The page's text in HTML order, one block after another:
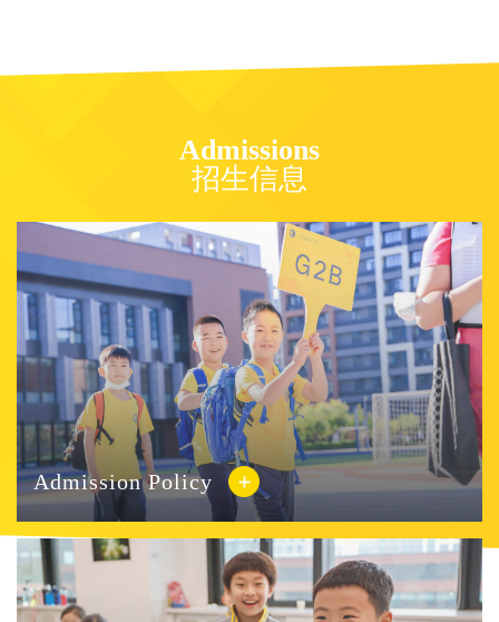
有阅历、有特长、有胆识“的发展目标。 04 个性发展 在周末
式，满足学生个性化发展需求。 05 体育特色 利用全寄宿机
制，每周开设6节体育选择性必修课，涵盖“体能训练、形体塑
心和谐发展“的健康人，实践”无体育不凯文“的办学理想。 06
综合评价 采用数字化行为评价SPI系统，实行“全要素、全时
段、全赋分、全互动、全报告”综合素质评价，每天前进一小
步，持续成长一大步。 03 三位一体系统规划 满足个性化
发展需求 朝阳凯文学校在前期办学的基础上，积累了充分的
办学经验和良好的教育服务能力。以一流师资团队、特色课程
体系和完备的软硬件设施高标准、系统化打造的精品素质高
中，起步即是高起点，出手即是先手棋。 朝阳凯文学校高度
重视精品素质高中筹设工作，在专家团队指导下，通过广泛招
贤纳士，已经形成了以多位正高级教师和特级教师领衔的精品
素质高中师资力量储备，凝练了具有凯文特色素质教育导向的
精品素质高中课程体系，并根据精品素质高中的特点和需求，
完成了教学和生活保障设施的硬件改造与升级。 朝阳凯文学
校常务副校长、精品素质高中筹备负责人田敏认为，资深的教
育教学团队、凯文特色的课程体系和一流的校园服务与管理保
Admissions
招生信息
Admission Policy